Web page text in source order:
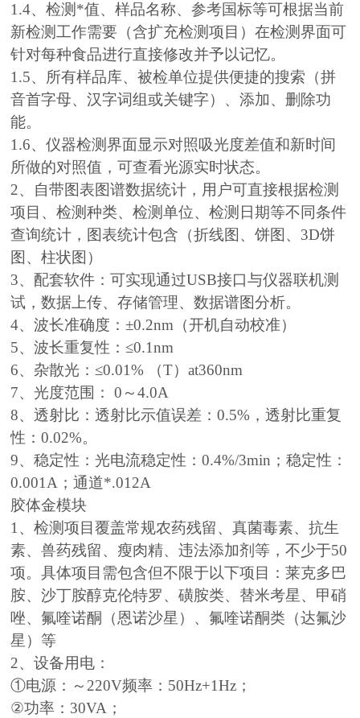
1.4、检测*值、样品名称、参考国标等可根据当前
新检测工作需要（含扩充检测项目）在检测界面可
针对每种食品进行直接修改并予以记忆。
1.5、所有样品库、被检单位提供便捷的搜索（拼
音首字母、汉字词组或关键字）、添加、删除功
能。
1.6、仪器检测界面显示对照吸光度差值和新时间
所做的对照值，可查看光源实时状态。
2、自带图表图谱数据统计，用户可直接根据检测
项目、检测种类、检测单位、检测日期等不同条件
查询统计，图表统计包含（折线图、饼图、3D饼
图、柱状图）
3、配套软件：可实现通过USB接口与仪器联机测
试，数据上传、存储管理、数据谱图分析。
4、波长准确度：±0.2nm（开机自动校准）
5、波长重复性：≤0.1nm
6、杂散光：≤0.01% （T）at360nm
7、光度范围： 0～4.0A
8、透射比：透射比示值误差：0.5%，透射比重复
性：0.02%。
9、稳定性：光电流稳定性：0.4%/3min；稳定性：
0.001A；通道*.012A
胶体金模块
1、检测项目覆盖常规农药残留、真菌毒素、抗生
素、兽药残留、瘦肉精、违法添加剂等，不少于50
项。具体项目需包含但不限于以下项目：莱克多巴
胺、沙丁胺醇克伦特罗、磺胺类、替米考星、甲硝
唑、氟喹诺酮（恩诺沙星）、氟喹诺酮类（达氟沙
星）等
2、设备用电：
①电源：～220V频率：50Hz+1Hz；
②功率：30VA；